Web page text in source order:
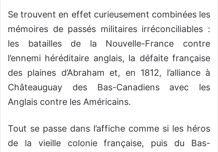
Se trouvent en effet curieusement combinées les
mémoires de passés militaires irréconciliables :
les batailles de la Nouvelle-France contre
l’ennemi héréditaire anglais, la défaite française
des plaines d’Abraham et, en 1812, l’alliance à
Châteauguay des Bas-Canadiens avec les
Anglais contre les Américains.
Tout se passe dans l’affiche comme si les héros
de la vieille colonie française, puis du Bas-